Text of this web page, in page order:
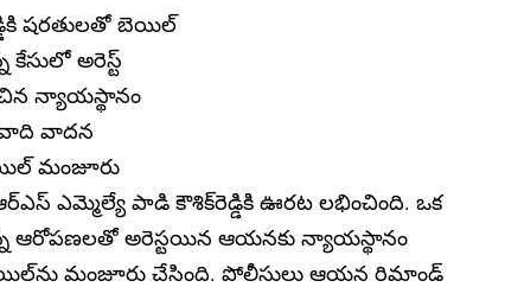
షరతులతో బెయిల్
అరెస్ట్
న్యాయస్థానం
వాదన
మంజూరు
ఎమ్మెల్యే పాడి కౌశిక్‌రెడ్డికి ఊరట లభించింది. ఒక
ఆరోపణలతో అరెస్టయిన ఆయనకు న్యాయస్థానం
మంజూరు చేసింది. పోలీసులు ఆయన రిమాండ్